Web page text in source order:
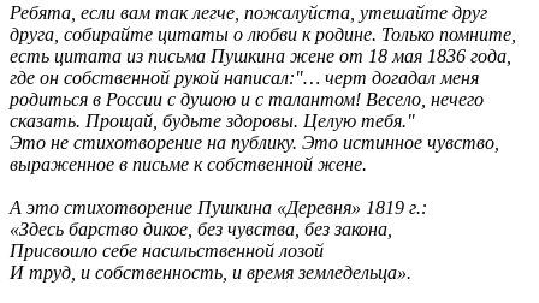
Ребята, если вам так легче, пожалуйста, утешайте друг
друга, собирайте цитаты о любви к родине. Только помните,
есть цитата из письма Пушкина жене от 18 мая 1836 года,
где он собственной рукой написал:"… черт догадал меня
родиться в России с душою и с талантом! Весело, нечего
сказать. Прощай, будьте здоровы. Целую тебя."
Это не стихотворение на публику. Это истинное чувство,
выраженное в письме к собственной жене.
А это стихотворение Пушкина «Деревня» 1819 г.:
«Здесь барство дикое, без чувства, без закона,
Присвоило себе насильственной лозой
И труд, и собственность, и время земледельца».